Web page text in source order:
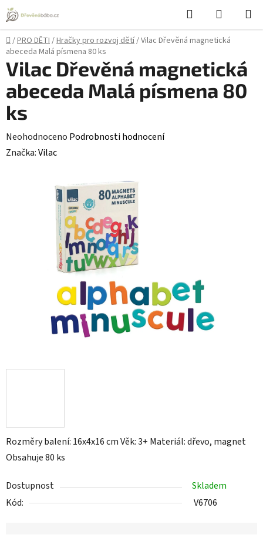
Přejít
na
obsah
Hledat
KOŠÍK
Domů
/PRO DĚTI/Hračky pro rozvoj dětí/Vilac Dřevěná magnetická
abeceda Malá písmena 80 ks
Rozměry balení: 16x4x16 cm Věk: 3+ Materiál: dřevo, magnet
Obsahuje 80 ks
Dostupnost
Skladem
Kód:
V6706
Vilac Dřevěná magnetická
abeceda Malá písmena 80
ks
Průměrné
hodnocení
Neohodnoceno Podrobnosti hodnocení
Značka:Vilac